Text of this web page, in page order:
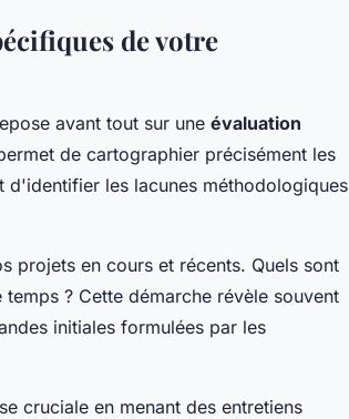
de votre
avant tout sur une évaluation
de cartographier précisément les
d'identifier les lacunes méthodologiques
projets en cours et récents. Quels sont
? Cette démarche révèle souvent
initiales formulées par les
cruciale en menant des entretiens